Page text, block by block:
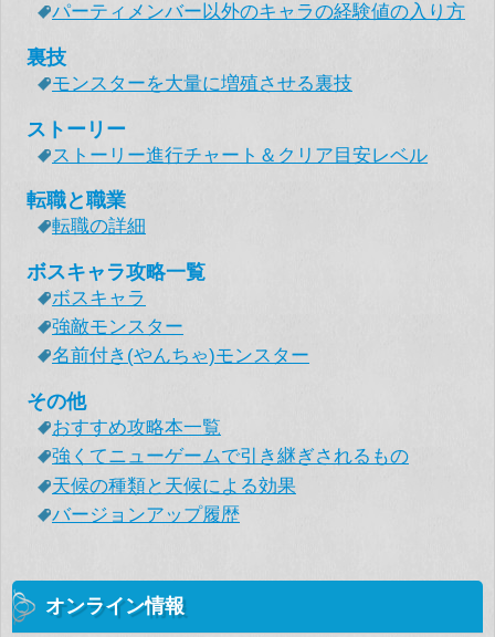
パーティメンバー以外のキャラの経験値の入り方
裏技
モンスターを大量に増殖させる裏技
ストーリー
ストーリー進行チャート＆クリア目安レベル
転職と職業
転職の詳細
ボスキャラ攻略一覧
ボスキャラ
強敵モンスター
名前付き(やんちゃ)モンスター
その他
おすすめ攻略本一覧
強くてニューゲームで引き継ぎされるもの
天候の種類と天候による効果
バージョンアップ履歴
オンライン情報